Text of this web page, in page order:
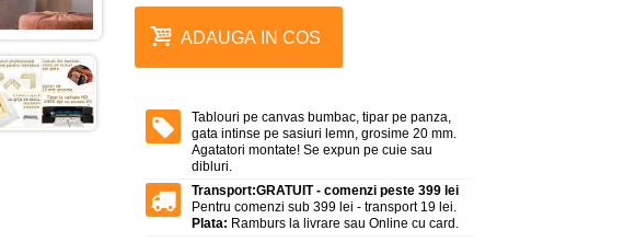
ADAUGA IN COS
Tablouri pe canvas bumbac, tipar pe panza,
gata intinse pe sasiuri lemn, grosime 20 mm.
Agatatori montate! Se expun pe cuie sau
dibluri.
Transport:GRATUIT - comenzi peste 399 lei
Pentru comenzi sub 399 lei - transport 19 lei.
Plata: Ramburs la livrare sau Online cu card.